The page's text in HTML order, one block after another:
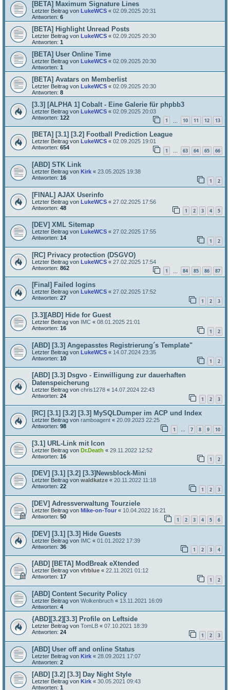
[BETA] Maximum Signature Lines
Letzter Beitrag von LukeWCS « 02.09.2025 20:31
Antworten: 6
[BETA] Highlight Unread Posts
Letzter Beitrag von LukeWCS « 02.09.2025 20:30
Antworten: 1
[BETA] User Online Time
Letzter Beitrag von LukeWCS « 02.09.2025 20:30
Antworten: 1
[BETA] Avatars on Memberlist
Letzter Beitrag von LukeWCS « 02.09.2025 20:30
Antworten: 8
[3.3] [ALPHA 1] Cobalt - Eine Galerie für phpbb3
Letzter Beitrag von LukeWCS « 02.09.2025 20:03
Antworten: 122 1 10 11 12 13
[BETA] [3.1] [3.2] Football Prediction League
Letzter Beitrag von LukeWCS « 02.09.2025 19:01
Antworten: 654 1 … 63 64 65 66
[ABD] STK Link
Letzter Beitrag von Kirk « 23.05.2025 19:38
Antworten: 16 1 2
[FINAL] AJAX Userinfo
Letzter Beitrag von LukeWCS « 27.02.2025 17:56
Antworten: 48 1 2 3 4 5
[DEV] XML Sitemap
Letzter Beitrag von LukeWCS « 27.02.2025 17:55
Antworten: 14 1 2
[RC] Privacy protection (DSGVO)
Letzter Beitrag von LukeWCS « 27.02.2025 17:54
Antworten: 862 1 84 85 86 87
[Final] Failed logins
Letzter Beitrag von LukeWCS « 27.02.2025 17:52
Antworten: 27 1 2 3
[3.3][ABD] Hide for Guest
Letzter Beitrag von IMC « 08.01.2025 21:01
Antworten: 16 1 2
[ABD] [3.3] Angepasstes Registrierung´s Template"
Letzter Beitrag von LukeWCS « 14.07.2024 23:35
Antworten: 10 1 2
[ABD] [3.3] Dsgvo - Einwilligung zur dauerhaften
Datenspeicherung
Letzter Beitrag von chris1278 « 14.07.2024 22:43
Antworten: 24 1 2 3
[RC] [3.1] [3.2] [3.3] MySQLDumper im ACP und Index
Letzter Beitrag von ramboagent « 20.09.2023 22:25
Antworten: 98 1 … 7 8 9 10
[3.1] URL-Link mit Icon
Letzter Beitrag von Dr.Death « 29.11.2022 12:52
Antworten: 16 1 2
[DEV] [3.1] [3.2] [3.3]Newsblock-Mini
Letzter Beitrag von waldkatze « 20.11.2022 11:18
Antworten: 22 1 2 3
[DEV] Adressverwaltung Tourziele
Letzter Beitrag von Mike-on-Tour « 10.04.2022 16:21
Antworten: 50 1 2 3 4 5 6
[DEV] [3.1] [3.3] Hide Guests
Letzter Beitrag von IMC « 01.01.2022 17:39
Antworten: 36 1 2 3 4
[ABD] [BETA] ModBreak eXtended
Letzter Beitrag von vfrblue « 22.11.2021 01:12
Antworten: 17 1 2
[ABD] Content Security Policy
Letzter Beitrag von Wolkenbruch « 13.11.2021 16:09
Antworten: 4
{ABD][3.2][3.3] Profile on Leftside
Letzter Beitrag von TomLB « 07.10.2021 18:39
Antworten: 24 1 2 3
[ABD] User off and online Status
Letzter Beitrag von Kirk « 28.09.2021 17:07
Antworten: 2
[ABD] [3.2] [3.3] Day Night Style
Letzter Beitrag von Kirk « 30.05.2021 09:43
Antworten: 1